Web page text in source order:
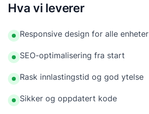
Hva vi leverer
Responsive design for alle enheter
SEO-optimalisering fra start
Rask innlastingstid og god ytelse
Sikker og oppdatert kode